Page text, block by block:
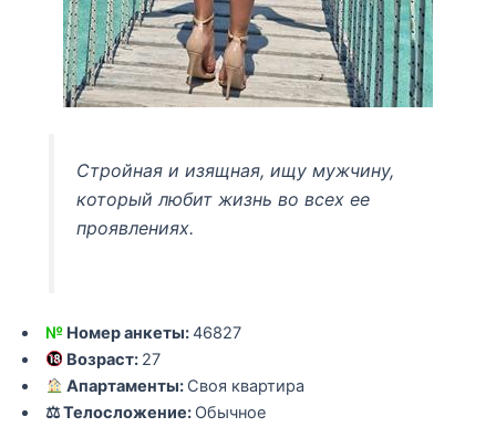
Стройная и изящная, ищу мужчину,
который любит жизнь во всех ее
проявлениях.
№ Номер анкеты:46827
Возраст: 27
Апартаменты: Своя квартира
⚖ Телосложение: Обычное